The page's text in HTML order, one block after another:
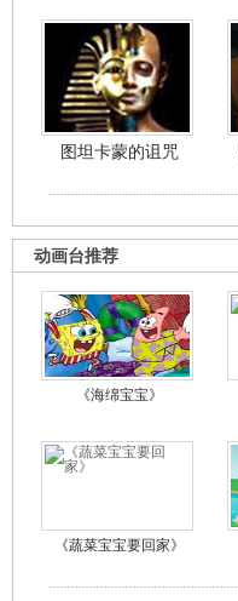
图坦卡蒙的诅咒
动画台推荐
《海绵宝宝》
《蔬菜宝宝要回家》